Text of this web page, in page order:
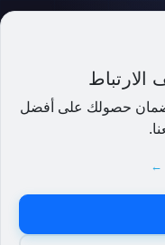
الارتباط
حصولك على أفضل
←